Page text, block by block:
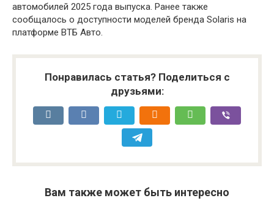
автомобилей 2025 года выпуска. Ранее также
сообщалось о доступности моделей бренда Solaris на
платформе ВТБ Авто.
Понравилась статья? Поделиться с
друзьями:
Вам также может быть интересно